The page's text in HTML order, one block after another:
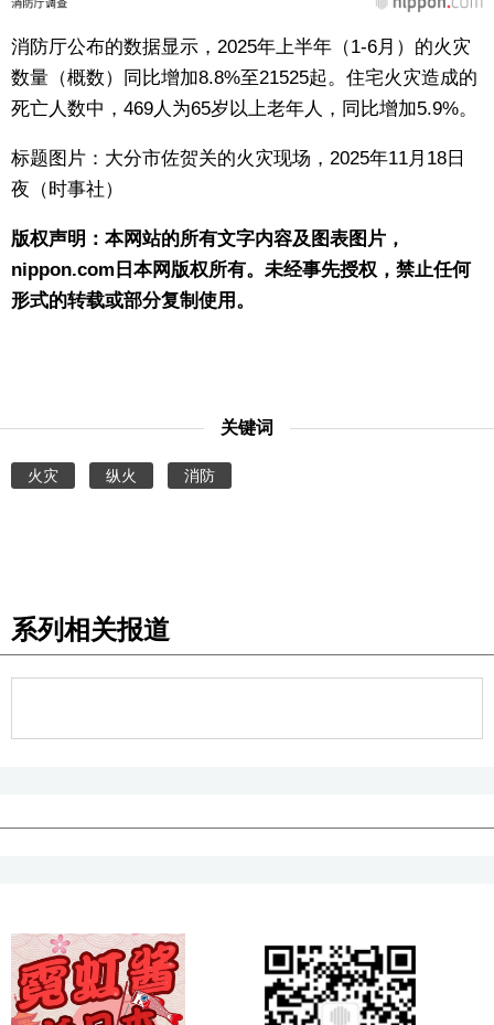
消防厅公布的数据显示，2025年上半年（1-6月）的火灾
数量（概数）同比增加8.8%至21525起。住宅火灾造成的
死亡人数中，469人为65岁以上老年人，同比增加5.9%。
标题图片：大分市佐贺关的火灾现场，2025年11月18日
夜（时事社）
版权声明：本网站的所有文字内容及图表图片，
nippon.com日本网版权所有。未经事先授权，禁止任何
形式的转载或部分复制使用。
关键词
火灾 纵火 消防
系列相关报道